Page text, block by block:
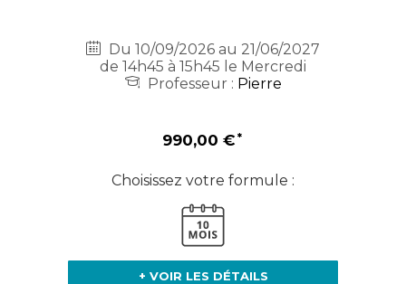
Du 10/09/2026 au 21/06/2027
de 14h45 à 15h45 le Mercredi
Professeur : Pierre
990,00 €
Choisissez votre formule :
+ VOIR LES DÉTAILS